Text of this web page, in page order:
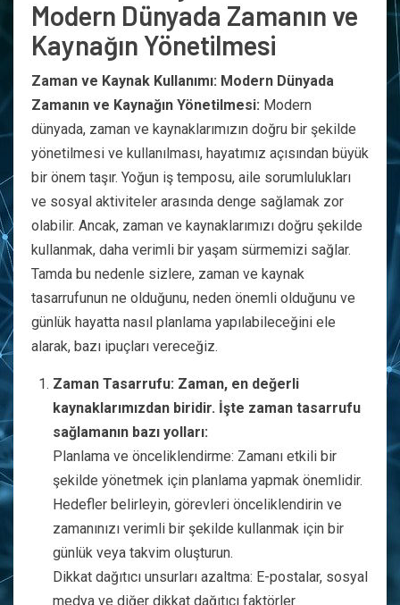
Modern Dünyada Zamanın ve
Kaynağın Yönetilmesi
Zaman ve Kaynak Kullanımı: Modern Dünyada
Zamanın ve Kaynağın Yönetilmesi: Modern
dünyada, zaman ve kaynaklarımızın doğru bir şekilde
yönetilmesi ve kullanılması, hayatımız açısından büyük
bir önem taşır. Yoğun iş temposu, aile sorumlulukları
ve sosyal aktiviteler arasında denge sağlamak zor
olabilir. Ancak, zaman ve kaynaklarımızı doğru şekilde
kullanmak, daha verimli bir yaşam sürmemizi sağlar.
Tamda bu nedenle sizlere, zaman ve kaynak
tasarrufunun ne olduğunu, neden önemli olduğunu ve
günlük hayatta nasıl planlama yapılabileceğini ele
alarak, bazı ipuçları vereceğiz.
Zaman Tasarrufu: Zaman, en değerli
kaynaklarımızdan biridir. İşte zaman tasarrufu
sağlamanın bazı yolları:
Planlama ve önceliklendirme: Zamanı etkili bir
şekilde yönetmek için planlama yapmak önemlidir.
Hedefler belirleyin, görevleri önceliklendirin ve
zamanınızı verimli bir şekilde kullanmak için bir
günlük veya takvim oluşturun.
Dikkat dağıtıcı unsurları azaltma: E-postalar, sosyal
medya ve diğer dikkat dağıtıcı faktörler